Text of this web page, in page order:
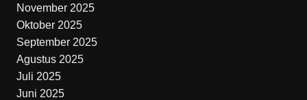
November 2025
Oktober 2025
September 2025
Agustus 2025
Juli 2025
Juni 2025